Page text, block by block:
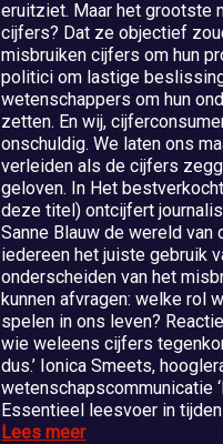
eruitziet. Maar het grootste
cijfers? Dat ze objectief
misbruiken cijfers om hun
politici om lastige
wetenschappers om hun
zetten. En wij,
onschuldig. We laten ons
verleiden als de cijfers
geloven. In Het
deze titel) ontcijfert
Sanne Blauw de wereld van
iedereen het juiste gebruik
onderscheiden van het
kunnen afvragen: welke rol
spelen in ons leven?
wie weleens cijfers
dus.’ Ionica Smeets,
wetenschapscommunicatie
Essentieel leesvoer in
Lees meer